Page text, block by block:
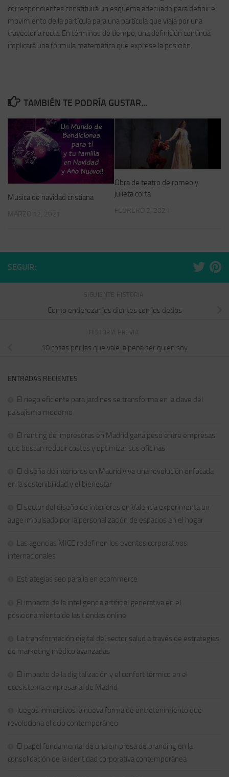
correspondientes constituirá un esquema adecuado para definir el
movimiento de la partícula para una partícula que viaja por una
trayectoria recta. En términos de tiempo, una definición continua
implicará una fórmula matemática que exprese la posición.
TAMBIÉN TE PODRÍA GUSTAR...
Musica de navidad cristiana
Obra de teatro de romeo y
julieta corta
SEGUIR:
Como enderezar los dientes con los dedos
10 cosas por las que vale la pena ser quien soy
ENTRADAS RECIENTES
El riego eficiente para jardines se transforma en la clave del
paisajismo moderno
El renting de impresoras en Madrid gana peso entre empresas
que buscan reducir costes y optimizar sus oficinas
El diseño de interiores en Madrid vive una revolución enfocada
en la sostenibilidad y el bienestar
El sector del diseño de interiores en Valencia experimenta un
auge impulsado por la personalización de espacios en el hogar
Las agencias MICE redefinen los eventos corporativos
internacionales
Estrategias seo para ia en ecommerce
El impacto de la inteligencia artificial generativa en el
posicionamiento de las tiendas online
La transformación digital del sector salud a través de estrategias
de marketing médico avanzadas
El impacto de la digitalización y el confort térmico en el
ecosistema empresarial de Madrid
Juegos inmersivos la nueva forma de entretenimiento que
revoluciona el ocio contemporáneo
El papel fundamental de una empresa de branding en la
consolidación de la identidad corporativa contemporánea